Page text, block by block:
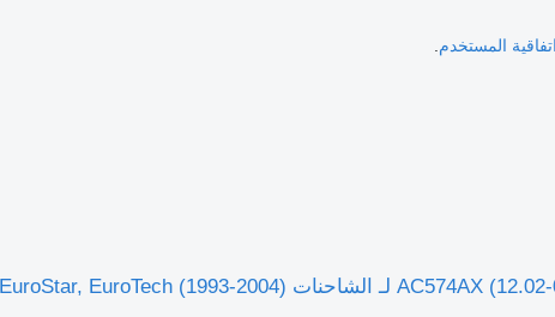
اتفاقية المستخدم